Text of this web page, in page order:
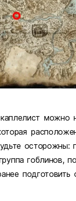
можно
осторожны:
гоблинов,
подготовить